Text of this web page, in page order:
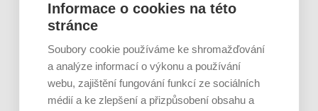
Informace o cookies na této
stránce
Soubory cookie používáme ke shromažďování
a analýze informací o výkonu a používání
webu, zajištění fungování funkcí ze sociálních
médií a ke zlepšení a přizpůsobení obsahu a